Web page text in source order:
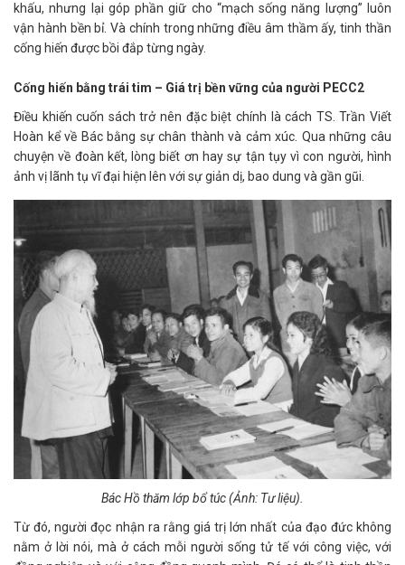
khấu, nhưng lại góp phần giữ cho “mạch sống năng lượng” luôn
vận hành bền bỉ. Và chính trong những điều âm thầm ấy, tinh thần
cống hiến được bồi đắp từng ngày.
Cống hiến bằng trái tim – Giá trị bền vững của người PECC2
Điều khiến cuốn sách trở nên đặc biệt chính là cách TS. Trần Viết
Hoàn kể về Bác bằng sự chân thành và cảm xúc. Qua những câu
chuyện về đoàn kết, lòng biết ơn hay sự tận tụy vì con người, hình
ảnh vị lãnh tụ vĩ đại hiện lên với sự giản dị, bao dung và gần gũi.
Bác Hồ thăm lớp bổ túc (Ảnh: Tư liệu).
Từ đó, người đọc nhận ra rằng giá trị lớn nhất của đạo đức không
nằm ở lời nói, mà ở cách mỗi người sống tử tế với công việc, với